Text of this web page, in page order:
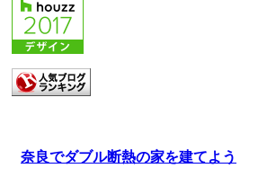
奈良でダブル断熱の家を建てよう